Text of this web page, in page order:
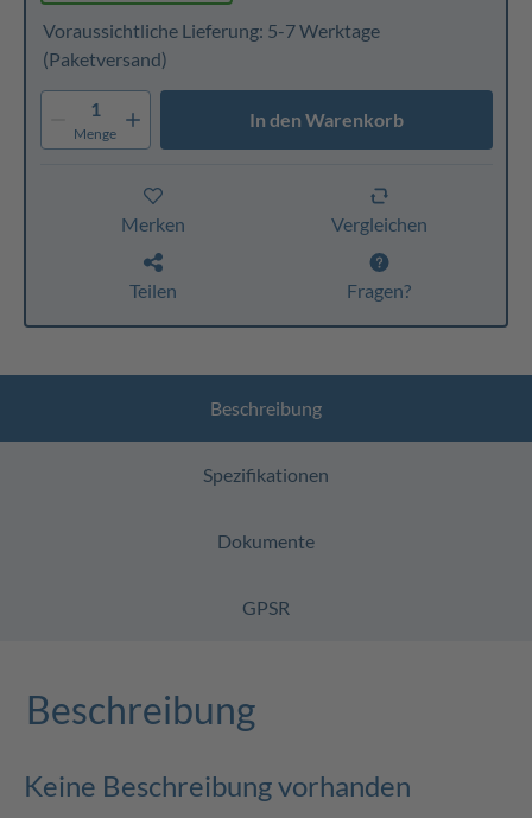
Voraussichtliche Lieferung: 5-7 Werktage
(Paketversand)
1
Menge
In den Warenkorb
Merken Vergleichen
Teilen Fragen?
Beschreibung
Spezifikationen
Dokumente
GPSR
Beschreibung
Keine Beschreibung vorhanden